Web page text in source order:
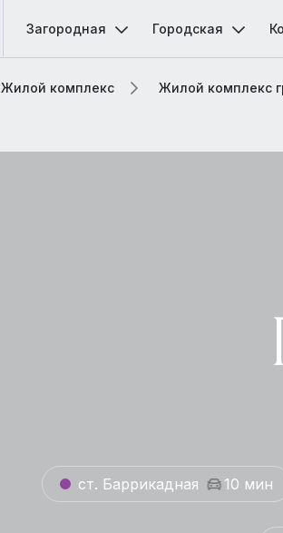
Загородная Городская
Жилой комплекс Жилой комплекс
ст. Баррикадная 10 мин